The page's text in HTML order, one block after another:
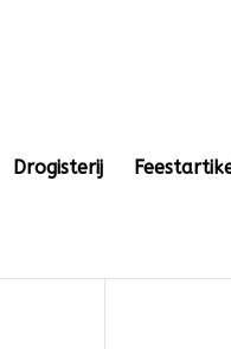
Drogisterij